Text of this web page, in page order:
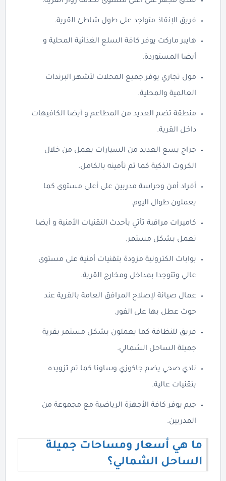
فريق الإنقاذ متواجد على طول شاطئ القرية.
هايبر ماركت يوفر كافة السلع الغذائية المحلية و
أيضا المستوردة.
مول تجاري يوفر جميع المحلات لأشهر البرندات
العالمية والمحلية.
منطقة تضم العديد من المطاعم و أيضا الكافيهات
داخل القرية.
جراج يسع العديد من السيارات يعمل من خلال
الكروت الذكية كما تم تأمينه بالكامل.
أفراد أمن وحراسة مدربين على أعلى مستوى كما
يعملون طوال اليوم.
كاميرات مراقبة تأتي بأحدث التقنيات الأمنية و أيضا
تعمل بشكل مستمر.
بوابات الكترونية مزودة بتقنيات أمنية على مستوى
عالي وتتوجدا بمداخل ومخارج القرية.
عمال صيانة لإصلاح المرافق العامة بالقرية عند
حوث عطل بها على الفور.
فريق للنظافة كما يعملون بشكل مستمر بقرية
جميلة الساحل الشمالي.
نادي صحي يضم جاكوزي وساونا كما تم تزويده
بتقنيات عالية.
جيم يوفر كافة الأجهزة الرياضية مع مجموعة من
المدربين.
ما هي أسعار ومساحات جميلة
الساحل الشمالي؟